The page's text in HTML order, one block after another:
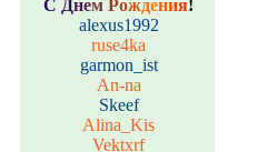
С Днем Рождения!
alexus1992
ruse4ka
garmon_ist
An-na
Skeef
Alina_Kis
Vektxrf